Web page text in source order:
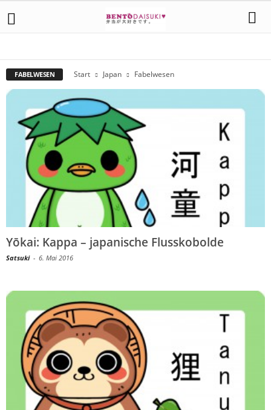
FABELWESEN Start Japan Fabelwesen
Yōkai: Kappa – japanische Flusskobolde
Satsuki - 6. Mai 2016